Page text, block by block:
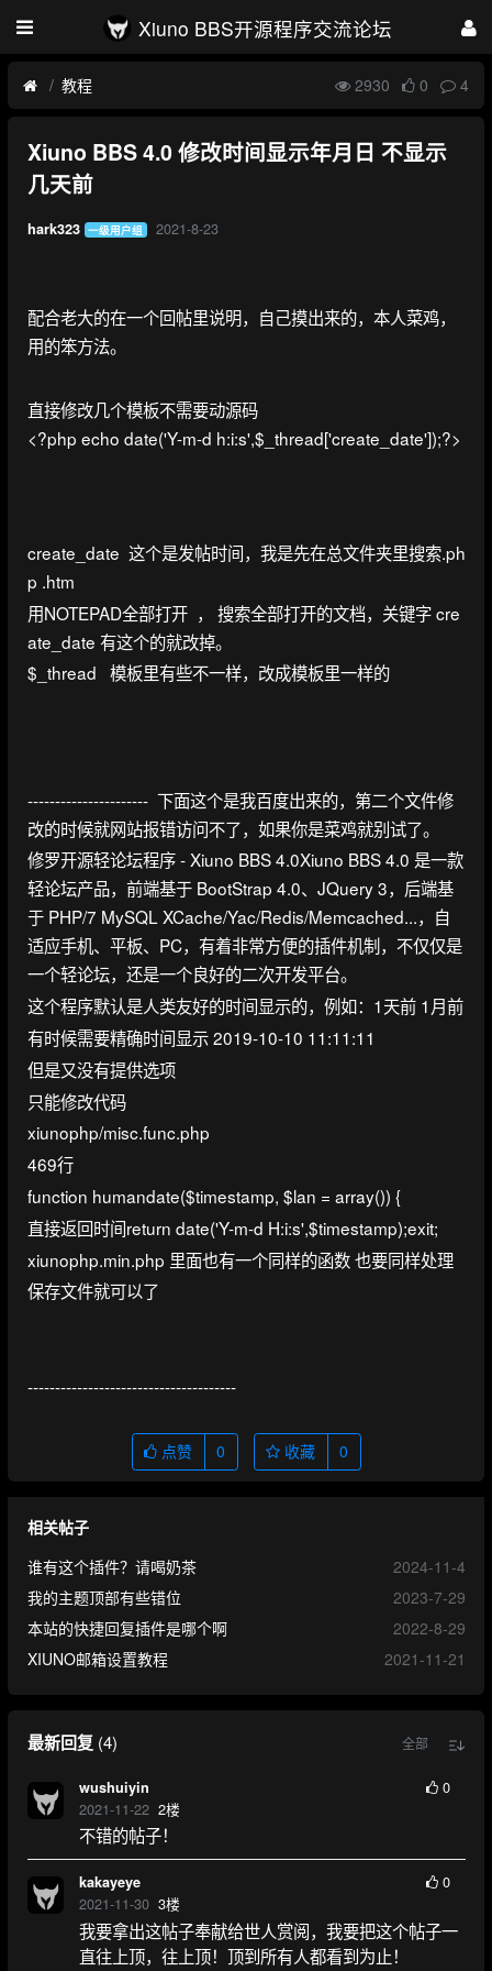
Xiuno BBS开源程序交流论坛
教程 2930 0 4
Xiuno BBS 4.0 修改时间显示年月日 不显示
几天前
hark323 一级用户组 2021-8-23
配合老大的在一个回帖里说明，自己摸出来的，本人菜鸡，
用的笨方法。
直接修改几个模板不需要动源码
<?php echo date('Y-m-d h:i:s',$_thread['create_date']);?>
create_date 这个是发帖时间，我是先在总文件夹里搜索.ph
p .htm
用NOTEPAD全部打开 ， 搜索全部打开的文档，关键字 cre
ate_date 有这个的就改掉。
$_thread 模板里有些不一样，改成模板里一样的
---------------------- 下面这个是我百度出来的，第二个文件修
改的时候就网站报错访问不了，如果你是菜鸡就别试了。
修罗开源轻论坛程序 - Xiuno BBS 4.0Xiuno BBS 4.0 是一款
轻论坛产品，前端基于 BootStrap 4.0、JQuery 3，后端基
于 PHP/7 MySQL XCache/Yac/Redis/Memcached...，自
适应手机、平板、PC，有着非常方便的插件机制，不仅仅是
一个轻论坛，还是一个良好的二次开发平台。
这个程序默认是人类友好的时间显示的，例如：1天前 1月前
有时候需要精确时间显示 2019-10-10 11:11:11
但是又没有提供选项
只能修改代码
xiunophp/misc.func.php
469行
function humandate($timestamp, $lan = array()) {
直接返回时间return date('Y-m-d H:i:s',$timestamp);exit;
xiunophp.min.php 里面也有一个同样的函数 也要同样处理
保存文件就可以了
--------------------------------------
点赞 0 收藏 0
相关帖子
谁有这个插件？请喝奶茶
2024-11-4
我的主题顶部有些错位
2023-7-29
本站的快捷回复插件是哪个啊
2022-8-29
XIUNO邮箱设置教程
2021-11-21
最新回复(4) 全部
wushuiyin
2021-11-22 2楼
0
不错的帖子！
kakayeye
2021-11-30 3楼
0
我要拿出这帖子奉献给世人赏阅，我要把这个帖子一
直往上顶，往上顶！顶到所有人都看到为止！